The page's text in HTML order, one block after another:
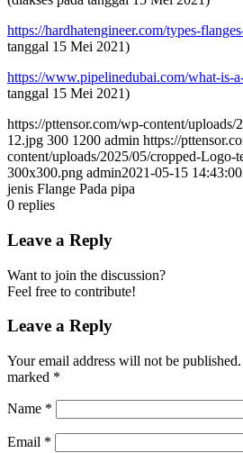
https://hardhatengineer.com/types-
tanggal 15 Mei 2021)
https://www.pipelinedubai.com/what-is-
tanggal 15 Mei 2021)
https://pttensor.com/wp-content/
12.jpg 300 1200 admin https://
content/uploads/2025/05/cropped-Logo-
300x300.png admin2021-05-15 14:43:00
jenis Flange Pada pipa
0 replies
Leave a Reply
Want to join the discussion?
Feel free to contribute!
Leave a Reply
Your email address will not be published.
marked *
Name *
Email *